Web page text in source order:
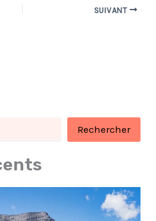
SUIVANT
Rechercher